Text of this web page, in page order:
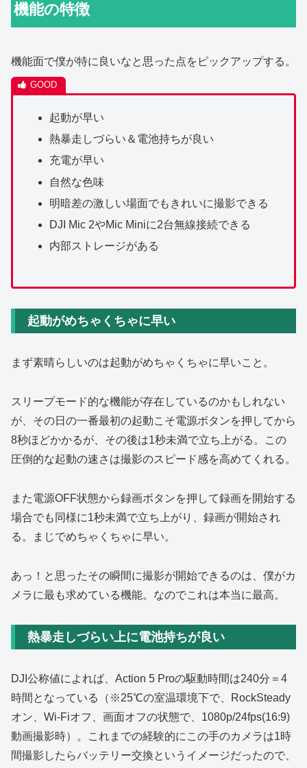
機能の特徴
機能面で僕が特に良いなと思った点をピックアップする。
起動が早い
熱暴走しづらい＆電池持ちが良い
充電が早い
自然な色味
明暗差の激しい場面でもきれいに撮影できる
DJI Mic 2やMic Miniに2台無線接続できる
内部ストレージがある
起動がめちゃくちゃに早い
まず素晴らしいのは起動がめちゃくちゃに早いこと。
スリープモード的な機能が存在しているのかもしれない
が、その日の一番最初の起動こそ電源ボタンを押してから
8秒ほどかかるが、その後は1秒未満で立ち上がる。この
圧倒的な起動の速さは撮影のスピード感を高めてくれる。
また電源OFF状態から録画ボタンを押して録画を開始する
場合でも同様に1秒未満で立ち上がり、録画が開始され
る。まじでめちゃくちゃに早い。
あっ！と思ったその瞬間に撮影が開始できるのは、僕がカ
メラに最も求めている機能。なのでこれは本当に最高。
熱暴走しづらい上に電池持ちが良い
DJI公称値によれば、Action 5 Proの駆動時間は240分＝4
時間となっている（※25℃の室温環境下で、RockSteady
オン、Wi-Fiオフ、画面オフの状態で、1080p/24fps(16:9)
動画撮影時）。これまでの経験的にこの手のカメラは1時
間撮影したらバッテリー交換というイメージだったので、